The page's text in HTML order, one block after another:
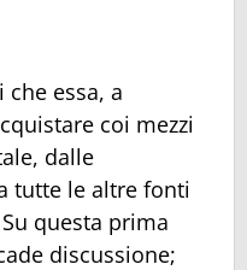
essa, a
coi mezzi
dalle
tutte le altre fonti
questa prima
discussione;